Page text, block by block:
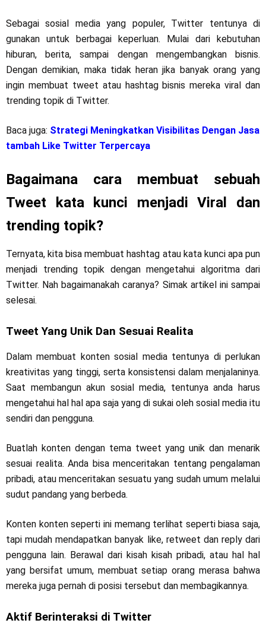
Sebagai sosial media yang populer, Twitter tentunya di
gunakan untuk berbagai keperluan. Mulai dari kebutuhan
hiburan, berita, sampai dengan mengembangkan bisnis.
Dengan demikian, maka tidak heran jika banyak orang yang
ingin membuat tweet atau hashtag bisnis mereka viral dan
trending topik di Twitter.
Baca juga: Strategi Meningkatkan Visibilitas Dengan Jasa
tambah Like Twitter Terpercaya
Bagaimana cara membuat sebuah
Tweet kata kunci menjadi Viral dan
trending topik?
Ternyata, kita bisa membuat hashtag atau kata kunci apa pun
menjadi trending topik dengan mengetahui algoritma dari
Twitter. Nah bagaimanakah caranya? Simak artikel ini sampai
selesai.
Tweet Yang Unik Dan Sesuai Realita
Dalam membuat konten sosial media tentunya di perlukan
kreativitas yang tinggi, serta konsistensi dalam menjalaninya.
Saat membangun akun sosial media, tentunya anda harus
mengetahui hal hal apa saja yang di sukai oleh sosial media itu
sendiri dan pengguna.
Buatlah konten dengan tema tweet yang unik dan menarik
sesuai realita. Anda bisa menceritakan tentang pengalaman
pribadi, atau menceritakan sesuatu yang sudah umum melalui
sudut pandang yang berbeda.
Konten konten seperti ini memang terlihat seperti biasa saja,
tapi mudah mendapatkan banyak like, retweet dan reply dari
pengguna lain. Berawal dari kisah kisah pribadi, atau hal hal
yang bersifat umum, membuat setiap orang merasa bahwa
mereka juga pernah di posisi tersebut dan membagikannya.
Aktif Berinteraksi di Twitter